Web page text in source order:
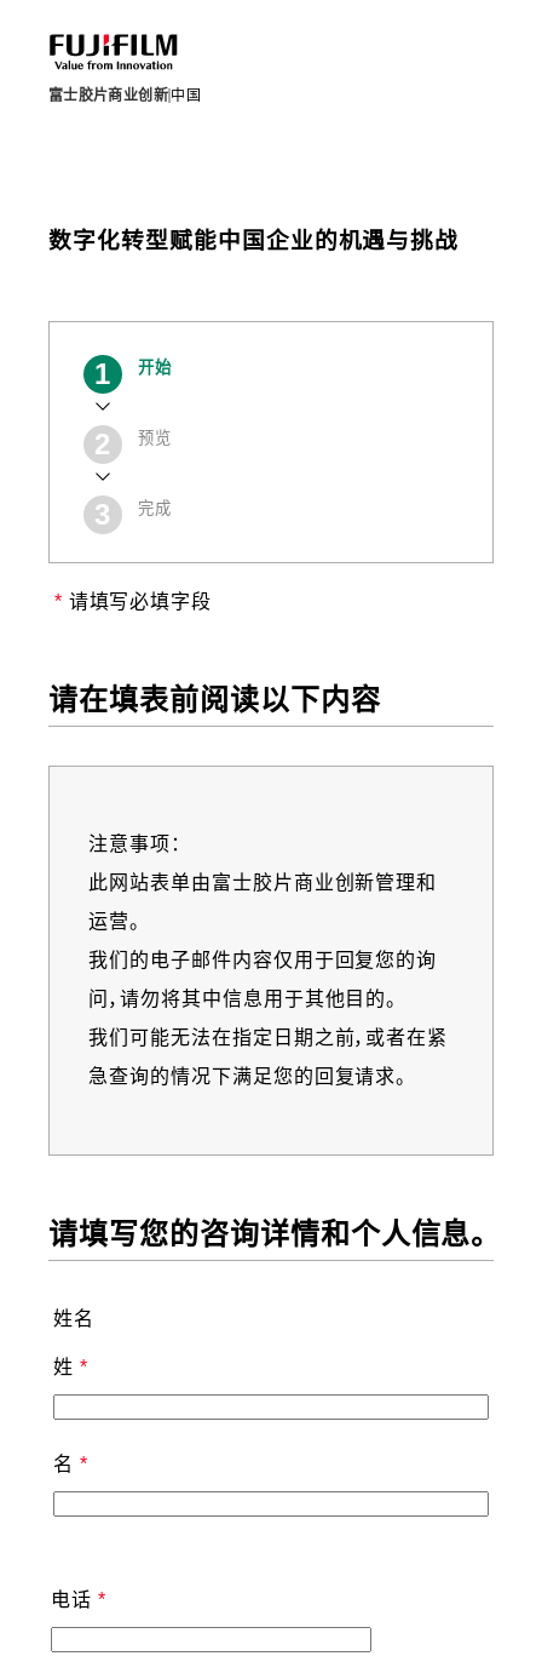
富士胶片商业创新 中国
数字化转型赋能中国企业的机遇与挑战
当
开始
预览
完成
请填写必填字段
请在填表前阅读以下内容
Information
message
注意事项：
此网站表单由富士胶片商业创新管理和
运营。
我们的电子邮件内容仅用于回复您的询
问，请勿将其中信息用于其他目的。
我们可能无法在指定日期之前，或者在紧
急查询的情况下满足您的回复请求。
请填写您的咨询详情和个人信息。
姓名
姓
名
电话